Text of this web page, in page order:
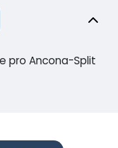
pro Ancona-Split